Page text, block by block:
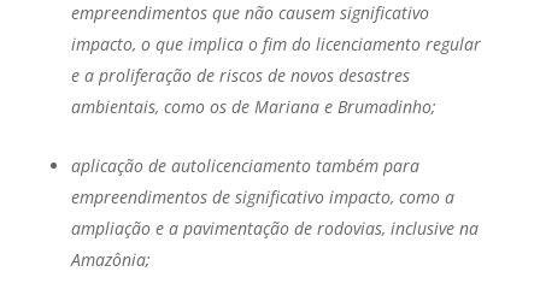
empreendimentos que não causem significativo
impacto, o que implica o fim do licenciamento regular
e a proliferação de riscos de novos desastres
ambientais, como os de Mariana e Brumadinho;
aplicação de autolicenciamento também para
empreendimentos de significativo impacto, como a
ampliação e a pavimentação de rodovias, inclusive na
Amazônia;